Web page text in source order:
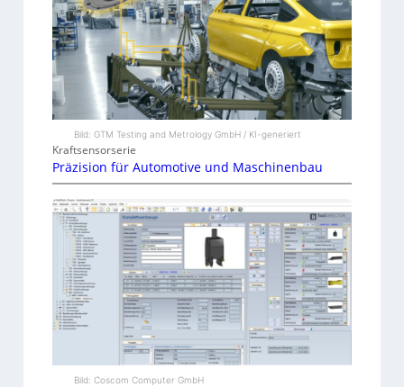
Bild: GTM Testing and Metrology GmbH / KI-generiert
Kraftsensorserie
Präzision für Automotive und Maschinenbau
Bild: Coscom Computer GmbH